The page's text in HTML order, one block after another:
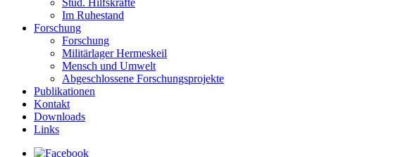
Stud. Hilfskräfte
Im Ruhestand
Forschung
Forschung
Militärlager Hermeskeil
Mensch und Umwelt
Abgeschlossene Forschungsprojekte
Publikationen
Kontakt
Downloads
Links